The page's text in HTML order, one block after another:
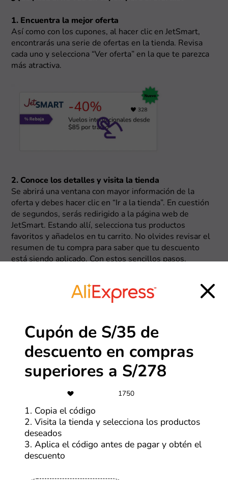
1. Encuentra la mejor oferta
Así como con los cupones, al hacer clic en JetSmart,
encontrarás una serie de ofertas en la tienda. Revisa
cada uno y selecciona “Ver oferta” en la que te parezca
más atractiva.
2. Conoce los detalles y visita la tienda
Se abrirá una ventana con mayor información de la
oferta y debes hacer clic en “Ir a la tienda”. En cuestión
de segundos, serás redirigido a la página web de
JetSmart. Estando allí, selecciona tus productos
favoritos y añadelos en tu carrito. No olvides revisar el
resumen de tu compra para saber que tu descuento
está siendo aplicado. Con estos sencillos pasos,
JetSmart será más fácil que nunca. ¡Ahorra en grande en
Cupón de S/35 de
descuento en compras
superiores a S/278
1750
1. Copia el código
2. Visita la tienda y selecciona los productos
deseados
3. Aplica el código antes de pagar y obtén el
descuento